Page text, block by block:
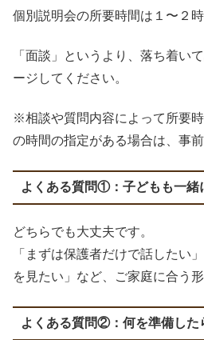
個別説明会の所要時間は１〜２時
「面談」というより、落ち着い
ージしてください。
※相談や質問内容によって所要
の時間の指定がある場合は、事
よくある質問①：子どもも一緒
どちらでも大丈夫です。
「まずは保護者だけで話したい
を見たい」など、ご家庭に合う形
よくある質問②：何を準備した